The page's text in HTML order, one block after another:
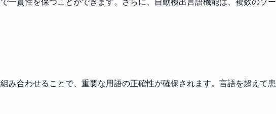
み合わせることで、重要な用語の正確性が確保されます。言語を超えて患